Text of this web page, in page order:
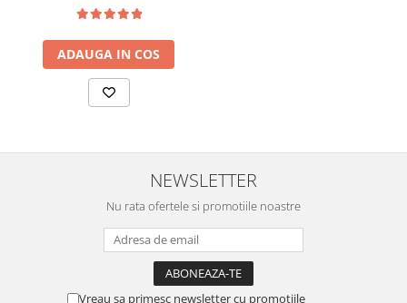
ADAUGA IN COS
NEWSLETTER
Nu rata ofertele si promotiile noastre
Vreau sa primesc newsletter cu promotiile